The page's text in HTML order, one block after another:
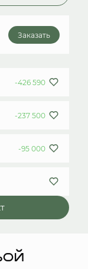
Заказать
-426 590
-237 500
-95 000